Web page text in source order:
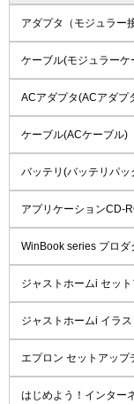
アダプタ（モジュラー
ケーブル(モジュラーケ
ACアダプタ(ACアダプ
ケーブル(ACケーブル)
バッテリ(バッテリパ
アプリケーションCD-
WinBook series プロ
ジャストホームi セッ
ジャストホームi イラ
エプロン セットアップ
はじめよう！インター